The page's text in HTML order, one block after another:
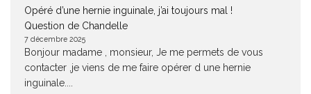
Opéré d’une hernie inguinale, j’ai toujours mal !
Question de Chandelle
7 décembre 2025
Bonjour madame , monsieur, Je me permets de vous
contacter ,je viens de me faire opérer d une hernie
inguinale....